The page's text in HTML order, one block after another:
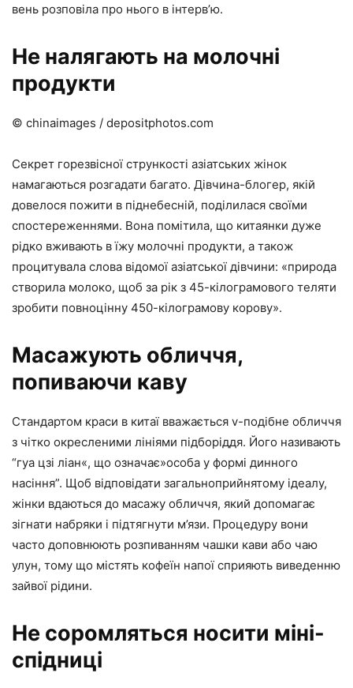
вень розповіла про нього в інтерв’ю.
Не налягають на молочні
продукти
© chinaimages / depositphotos.com
Секрет горезвісної стрункості азіатських жінок
намагаються розгадати багато. Дівчина-блогер, якій
довелося пожити в піднебесній, поділилася своїми
спостереженнями. Вона помітила, що китаянки дуже
рідко вживають в їжу молочні продукти, а також
процитувала слова відомої азіатської дівчини: «природа
створила молоко, щоб за рік з 45-кілограмового теляти
зробити повноцінну 450-кілограмову корову».
Масажують обличчя,
попиваючи каву
Стандартом краси в китаї вважається v-подібне обличчя
з чітко окресленими лініями підборіддя. Його називають
“гуа цзі ліан«, що означає»особа у формі динного
насіння”. Щоб відповідати загальноприйнятому ідеалу,
жінки вдаються до масажу обличчя, який допомагає
зігнати набряки і підтягнути м’язи. Процедуру вони
часто доповнюють розпиванням чашки кави або чаю
улун, тому що містять кофеїн напої сприяють виведенню
зайвої рідини.
Не соромляться носити міні-
спідниці